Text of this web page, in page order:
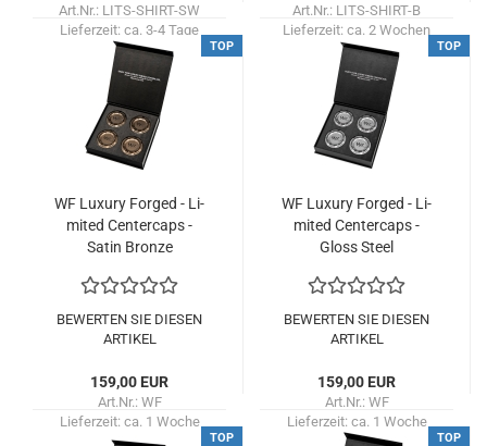
Art.Nr.: LITS-SHIRT-SW
Lieferzeit: ca. 3-4 Tage
Art.Nr.: LITS-SHIRT-B
Lieferzeit: ca. 2 Wochen
TOP
WF Lu­xu­ry For­ged - Li­
mi­ted Cen­ter­caps -
Satin Bron­ze
BEWERTEN SIE DIESEN
ARTIKEL
159,00 EUR
Art.Nr.: WF
Lieferzeit: ca. 1 Woche
TOP
WF Lu­xu­ry For­ged - Li­
mi­ted Cen­ter­caps -
Gloss Steel
BEWERTEN SIE DIESEN
ARTIKEL
159,00 EUR
Art.Nr.: WF
Lieferzeit: ca. 1 Woche
TOP TOP